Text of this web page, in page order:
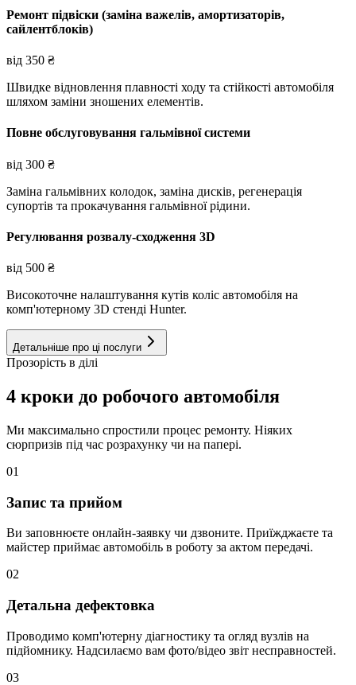
Ремонт підвіски (заміна важелів, амортизаторів,
сайлентблоків)
від 350 ₴
Швидке відновлення плавності ходу та стійкості автомобіля
шляхом заміни зношених елементів.
Повне обслуговування гальмівної системи
від 300 ₴
Заміна гальмівних колодок, заміна дисків, регенерація
супортів та прокачування гальмівної рідини.
Регулювання розвалу-сходження 3D
від 500 ₴
Високоточне налаштування кутів коліс автомобіля на
комп'ютерному 3D стенді Hunter.
Детальніше про ці послуги
Прозорість в ділі
4 кроки до робочого автомобіля
Ми максимально спростили процес ремонту. Ніяких
сюрпризів під час розрахунку чи на папері.
01
Запис та прийом
Ви заповнюєте онлайн-заявку чи дзвоните. Приїжджаєте та
майстер приймає автомобіль в роботу за актом передачі.
02
Детальна дефектовка
Проводимо комп'ютерну діагностику та огляд вузлів на
підйомнику. Надсилаємо вам фото/відео звіт несправностей.
03